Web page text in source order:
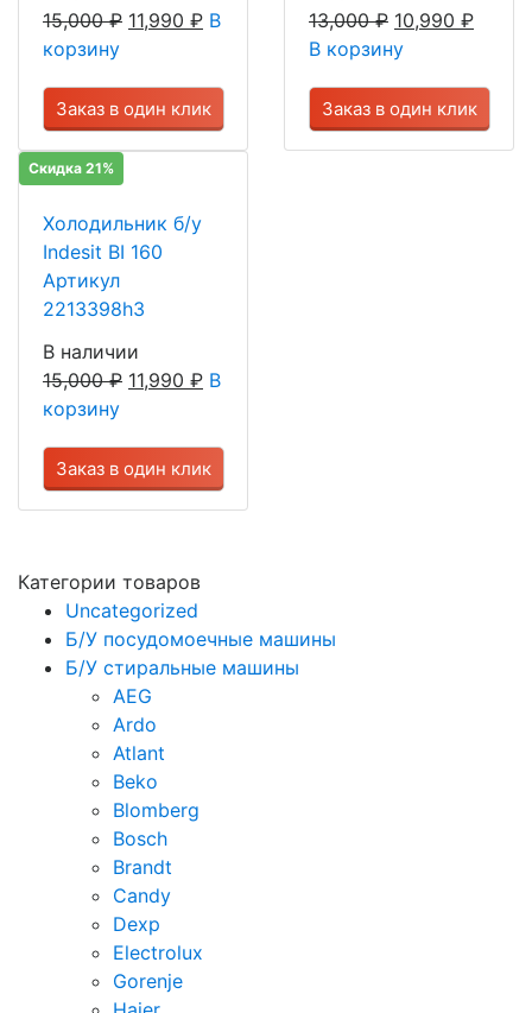
15,000₽ 11,990 ₽ В
корзину
Заказ в один клик
13,000₽ 10,990 ₽
В корзину
Заказ в один клик
Скидка 21%
Холодильник б/у
Indesit BI 160
Артикул
2213398h3
В наличии
15,000₽ 11,990 ₽ В
корзину
Заказ в один клик
Категории товаров
Uncategorized
Б/У посудомоечные машины
Б/У стиральные машины
AEG
Ardo
Atlant
Beko
Blomberg
Bosch
Brandt
Candy
Dexp
Electrolux
Gorenje